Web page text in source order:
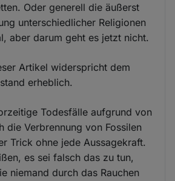
Oder generell die äußerst
unterschiedlicher Religionen
aber darum geht es jetzt nicht.
Artikel widerspricht dem
erheblich.
Todesfälle aufgrund von
die Verbrennung von Fossilen
Trick ohne jede Aussagekraft.
es sei falsch das zu tun,
niemand durch das Rauchen